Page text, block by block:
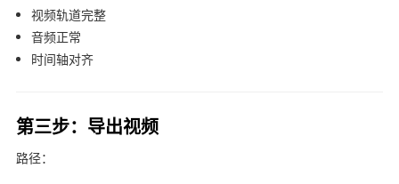
视频轨道完整
音频正常
时间轴对齐
第三步：导出视频
路径：